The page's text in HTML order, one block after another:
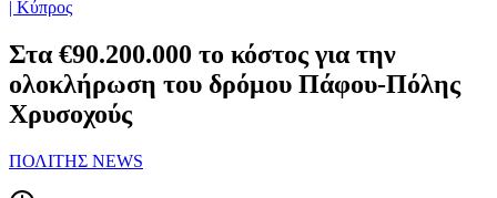
| Κύπρος
Στα €90.200.000 το κόστος για την
ολοκλήρωση του δρόμου Πάφου-Πόλης
Χρυσοχούς
ΠΟΛΙΤΗΣ NEWS